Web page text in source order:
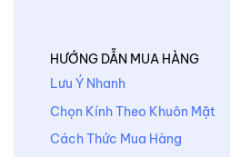
HƯỚNG DẪN MUA HÀNG
Lưu Ý Nhanh
Chọn Kính Theo Khuôn Mặt
Cách Thức Mua Hàng